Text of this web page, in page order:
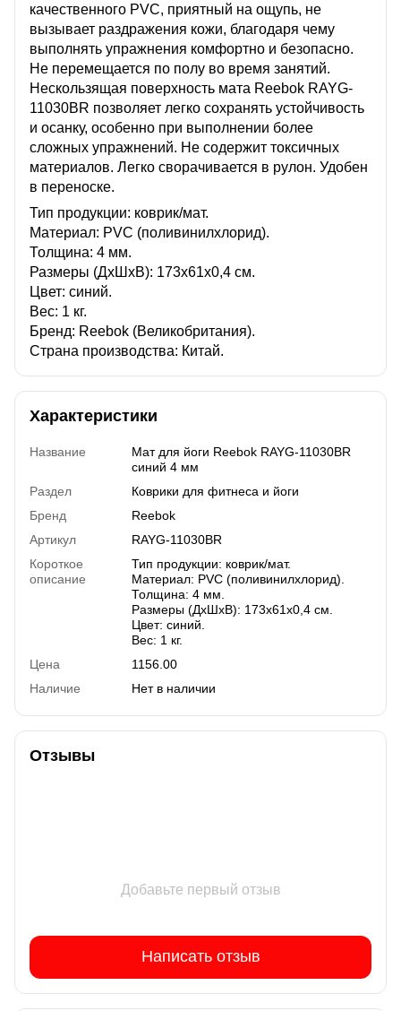
качественного PVC, приятный на ощупь, не
вызывает раздражения кожи, благодаря чему
выполнять упражнения комфортно и безопасно.
Не перемещается по полу во время занятий.
Нескользящая поверхность мата Reebok RAYG-
11030BR позволяет легко сохранять устойчивость
и осанку, особенно при выполнении более
сложных упражнений. Не содержит токсичных
материалов. Легко сворачивается в рулон. Удобен
в переноске.
Тип продукции: коврик/мат.
Материал: PVC (поливинилхлорид).
Толщина: 4 мм.
Размеры (ДхШхВ): 173х61х0,4 см.
Цвет: синий.
Вес: 1 кг.
Бренд: Reebok (Великобритания).
Страна производства: Китай.
Характеристики
Название
Мат для йоги Reebok RAYG-11030BR
синий 4 мм
Раздел
Коврики для фитнеса и йоги
Бренд
Reebok
Артикул
RAYG-11030BR
Короткое
описание
Тип продукции: коврик/мат.
Материал: PVC (поливинилхлорид).
Толщина: 4 мм.
Размеры (ДхШхВ): 173х61х0,4 см.
Цвет: синий.
Вес: 1 кг.
Цена
1156.00
Наличие
Нет в наличии
Отзывы
Добавьте первый отзыв
Написать отзыв